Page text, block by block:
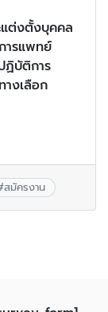
แต่งตั้งบุคคล
ารแพทย์
ฏิบัติการ
งเลือก
สมัครงาน